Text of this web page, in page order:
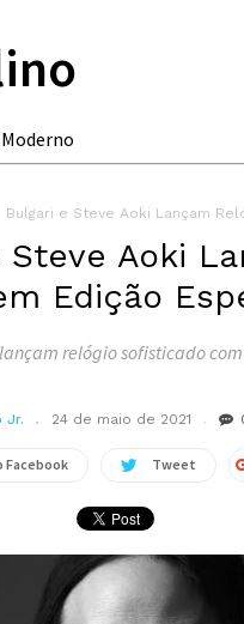
Bulgari e Steve Aoki Lançam
Steve Aoki
Edição
relógio sofisticado
Jr. 24 de maio de 2021
Facebook Tweet